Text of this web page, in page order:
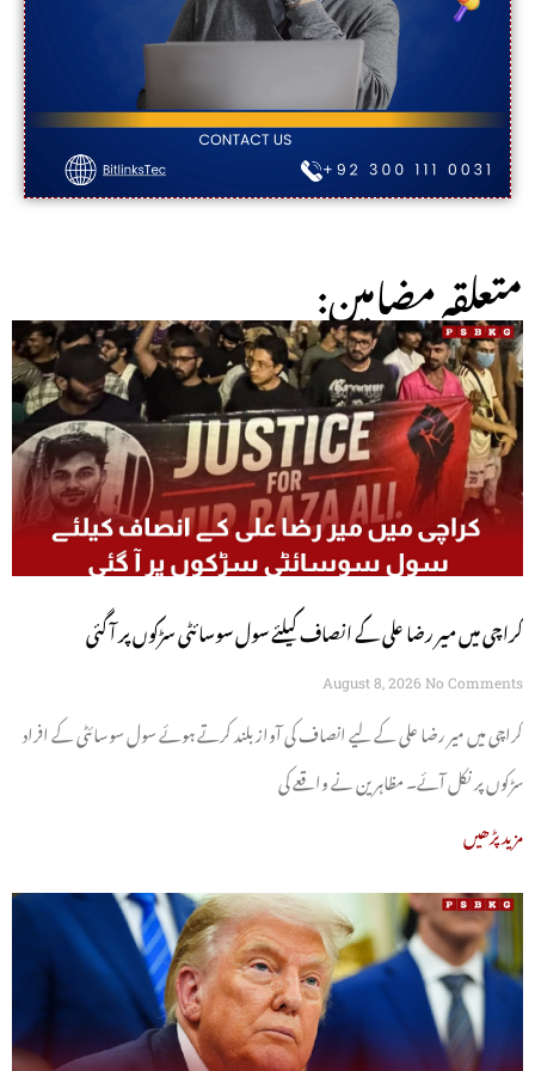
:متعلقہ مضامین
کراچی میں میر رضا علی کے انصاف کیلئے سول سوسائٹی سڑکوں پر آ گئی
August 8, 2026 No Comments
کراچی میں میر رضا علی کے لیے انصاف کی آواز بلند کرتے ہوئے سول سوسائٹی کے افراد
سڑکوں پر نکل آئے۔ مظاہرین نے واقعے کی
مزید پڑھیں